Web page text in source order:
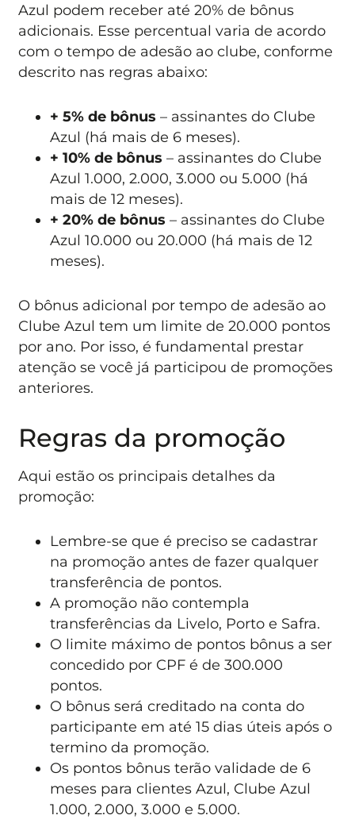
Azul podem receber até 20% de bônus
adicionais. Esse percentual varia de acordo
com o tempo de adesão ao clube, conforme
descrito nas regras abaixo:
+ 5% de bônus – assinantes do Clube
Azul (há mais de 6 meses).
+ 10% de bônus – assinantes do Clube
Azul 1.000, 2.000, 3.000 ou 5.000 (há
mais de 12 meses).
+ 20% de bônus – assinantes do Clube
Azul 10.000 ou 20.000 (há mais de 12
meses).
O bônus adicional por tempo de adesão ao
Clube Azul tem um limite de 20.000 pontos
por ano. Por isso, é fundamental prestar
atenção se você já participou de promoções
anteriores.
Regras da promoção
Aqui estão os principais detalhes da
promoção:
Lembre-se que é preciso se cadastrar
na promoção antes de fazer qualquer
transferência de pontos.
A promoção não contempla
transferências da Livelo, Porto e Safra.
O limite máximo de pontos bônus a ser
concedido por CPF é de 300.000
pontos.
O bônus será creditado na conta do
participante em até 15 dias úteis após o
termino da promoção.
Os pontos bônus terão validade de 6
meses para clientes Azul, Clube Azul
1.000, 2.000, 3.000 e 5.000.